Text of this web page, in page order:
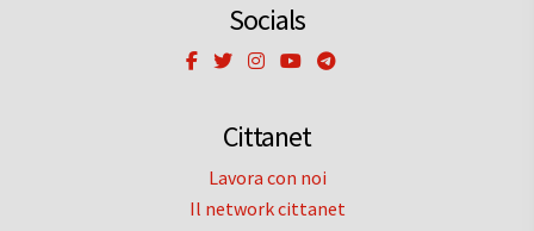
Socials
Cittanet
Lavora con noi
Il network cittanet